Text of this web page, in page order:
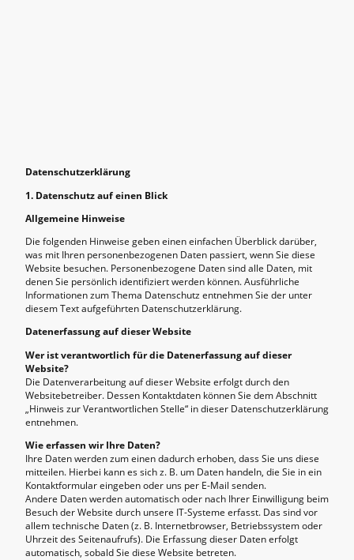
Datenschutzerklärung
1. Datenschutz auf einen Blick
Allgemeine Hinweise
Die folgenden Hinweise geben einen einfachen Überblick darüber,
was mit Ihren personenbezogenen Daten passiert, wenn Sie diese
Website besuchen. Personenbezogene Daten sind alle Daten, mit
denen Sie persönlich identifiziert werden können. Ausführliche
Informationen zum Thema Datenschutz entnehmen Sie der unter
diesem Text aufgeführten Datenschutzerklärung.
Datenerfassung auf dieser Website
Wer ist verantwortlich für die Datenerfassung auf dieser
Website?
Die Datenverarbeitung auf dieser Website erfolgt durch den
Websitebetreiber. Dessen Kontaktdaten können Sie dem Abschnitt
„Hinweis zur Verantwortlichen Stelle“ in dieser Datenschutzerklärung
entnehmen.
Wie erfassen wir Ihre Daten?
Ihre Daten werden zum einen dadurch erhoben, dass Sie uns diese
mitteilen. Hierbei kann es sich z. B. um Daten handeln, die Sie in ein
Kontaktformular eingeben oder uns per E-Mail senden.
Andere Daten werden automatisch oder nach Ihrer Einwilligung beim
Besuch der Website durch unsere IT-Systeme erfasst. Das sind vor
allem technische Daten (z. B. Internetbrowser, Betriebssystem oder
Uhrzeit des Seitenaufrufs). Die Erfassung dieser Daten erfolgt
automatisch, sobald Sie diese Website betreten.